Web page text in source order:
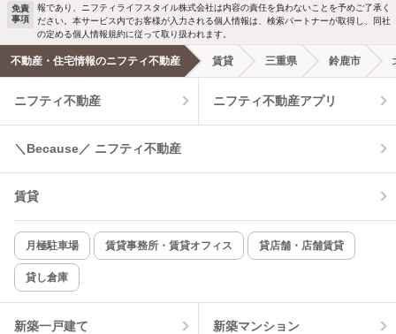
洗濯機置場あり 独立洗面台
エアコンあり 都市ガス
温水洗浄便座 オートロック
コンロ2口以上
新着のみ インターネット無料
該当件数:
5
新着メール通知を受け取る
免責
事項
報であり、ニフティライフスタイル株式会社は内容の責任を負わないことを予めご了承く
ださい。本サービス内でお客様が入力される個人情報は、検索パートナーが取得し、同社
の定める個人情報規約に従って取り扱われます。
不動産・住宅情報のニフティ不動産 賃貸 三重県 鈴鹿市
ニフティ不動産 ニフティ不動産アプリ
＼Because／ ニフティ不動産
賃貸
月極駐車場 賃貸事務所・賃貸オフィス 貸店舗・店舗賃貸
貸し倉庫
新築一戸建て 新築マンション